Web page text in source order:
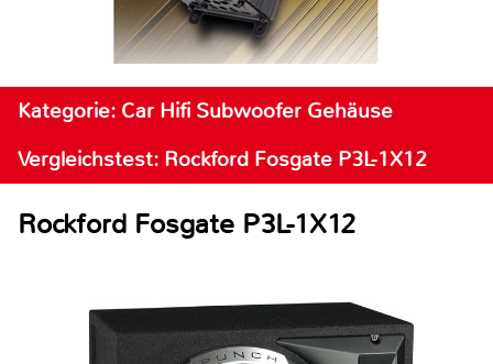
Kategorie: Car Hifi Subwoofer Gehäuse
Vergleichstest: Rockford Fosgate P3L-1X12
Rockford Fosgate P3L-1X12